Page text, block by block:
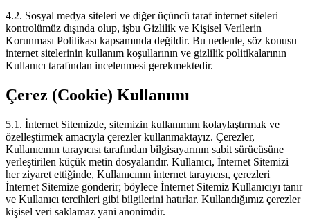
4.2. Sosyal medya siteleri ve diğer üçüncü taraf internet siteleri
kontrolümüz dışında olup, işbu Gizlilik ve Kişisel Verilerin
Korunması Politikası kapsamında değildir. Bu nedenle, söz konusu
internet sitelerinin kullanım koşullarının ve gizlilik politikalarının
Kullanıcı tarafından incelenmesi gerekmektedir.
Çerez (Cookie) Kullanımı
5.1. İnternet Sitemizde, sitemizin kullanımını kolaylaştırmak ve
özelleştirmek amacıyla çerezler kullanmaktayız. Çerezler,
Kullanıcının tarayıcısı tarafından bilgisayarının sabit sürücüsüne
yerleştirilen küçük metin dosyalarıdır. Kullanıcı, İnternet Sitemizi
her ziyaret ettiğinde, Kullanıcının internet tarayıcısı, çerezleri
İnternet Sitemize gönderir; böylece İnternet Sitemiz Kullanıcıyı tanır
ve Kullanıcı tercihleri gibi bilgilerini hatırlar. Kullandığımız çerezler
kişisel veri saklamaz yani anonimdir.